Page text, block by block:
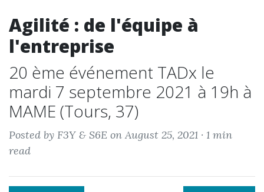
Agilité : de l'équipe à
l'entreprise
20 ème événement TADx le
mardi 7 septembre 2021 à 19h à
MAME (Tours, 37)
Posted by F3Y & S6E on August 25, 2021 · 1 min
read